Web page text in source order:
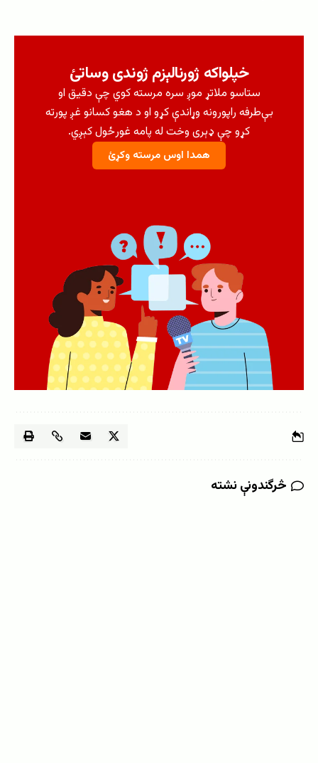
خپلواکه ژورنالېزم ژوندی وساتئ
ستاسو ملاتړ موږ سره مرسته کوي چې دقیق او
بې‌طرفه راپورونه وړاندې کړو او د هغو کسانو غږ پورته
کړو چې ډېری وخت له پامه غورځول کېږي.
همدا اوس مرسته وکړئ
څرگندونې نشته